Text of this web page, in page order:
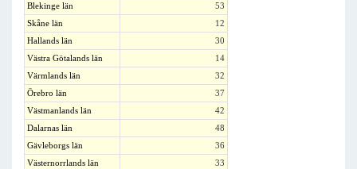
Blekinge län
53
Skåne län
12
Hallands län
30
Västra Götalands län
14
Värmlands län
32
Örebro län
37
Västmanlands län
42
Dalarnas län
48
Gävleborgs län
36
Västernorrlands län
33